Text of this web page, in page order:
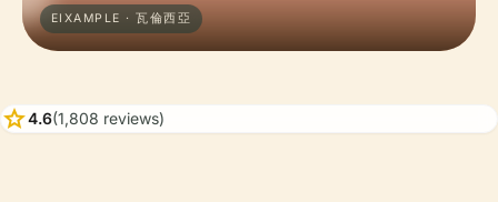
EIXAMPLE · 瓦倫西亞
star4.6(1,808 reviews)